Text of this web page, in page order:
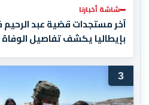
شاشة أخبارنا
آخر مستجدات قضية عبد الرحيم
بإيطاليا يكشف تفاصيل الوفاة
3